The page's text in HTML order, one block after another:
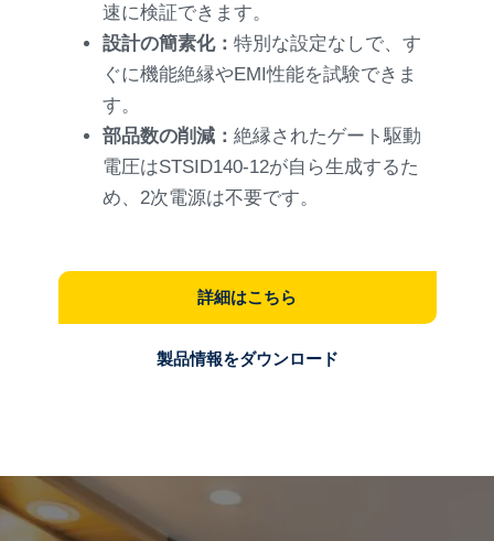
速に検証できます。
設計の簡素化： 特別な設定なしで、す
ぐに機能絶縁やEMI性能を試験できま
す。
部品数の削減： 絶縁されたゲート駆動
電圧はSTSID140-12が自ら生成するた
め、2次電源は不要です。
詳細はこちら
製品情報をダウンロード